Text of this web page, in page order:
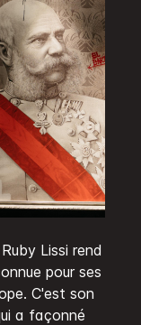
Lissi rend
pour ses
C'est son
a façonné